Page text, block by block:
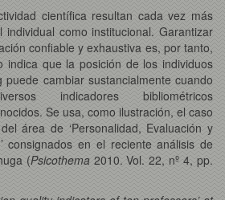
científica resultan cada vez más
como institucional. Garantizar
confiable y exhaustiva es, por tanto,
indica que la posición de los individuos
cambiar sustancialmente cuando
indicadores bibliométricos
Se usa, como ilustración, el caso
área de ‘Personalidad, Evaluación y
consignados en el reciente análisis de
(Psicothema 2010. Vol. 22, nº 4, pp.